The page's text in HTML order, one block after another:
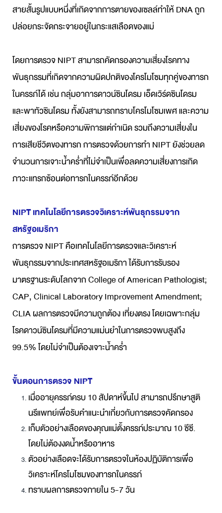
สายสั้นรูปแบบหนึ่งที่เกิดจากการตายของเซลล์ทำให้ DNA ถูก
ปล่อยกระจัดกระจายอยู่ในกระแสเลือดของแม่
โดยการตรวจ NIPT สามารถคัดกรองความเสี่ยงโรคทาง
พันธุกรรมที่เกิดจากความผิดปกติของโครโมโซมทุกคู่ของทารก
ในครรภ์ได้ เช่น กลุ่มอาการดาวน์ซินโดรม เอ็ดเวิร์ดซินโดรม
และพาทัวซินโดรม ทั้งยังสามารถทราบโครโมโซมเพศ และความ
เสี่ยงของโรคหรือความพิการแต่กำเนิด รวมถึงความเสี่ยงใน
การเสียชีวิตของทารก การตรวจด้วยการทำ NIPT ยังช่วยลด
จำนวนการเจาะน้ำคร่ำที่ไม่จำเป็นเพื่อลดความเสี่ยงการเกิด
ภาวะแทรกซ้อนต่อทารกในครรภ์อีกด้วย
NIPT เทคโนโลยีการตรวจวิเคราะห์พันธุกรรมจาก
สหรัฐอเมริกา
การตรวจ NIPT คือเทคโนโลยีการตรวจและวิเคราะห์
พันธุกรรมจากประเทศสหรัฐอเมริกา ได้รับการรับรอง
มาตรฐานระดับโลกจาก College of American Pathologist;
CAP, Clinical Laboratory Improvement Amendment;
CLIA ผลการตรวจมีความถูกต้อง เที่ยงตรง โดยเฉพาะกลุ่ม
โรคดาวน์ซินโดรมที่มีความแม่นยำในการตรวจพบสูงถึง
99.5% โดยไม่จำเป็นต้องเจาะน้ำคร่ำ
ขั้นตอนการตรวจ NIPT
เมื่ออายุครรภ์ครบ 10 สัปดาห์ขึ้นไป สามารถปรึกษาสูติ
นรีแพทย์เพื่อรับคำแนะนำเกี่ยวกับการตรวจคัดกรอง
เก็บตัวอย่างเลือดของคุณแม่ตั้งครรภ์ประมาณ 10 ซีซี.
โดยไม่ต้องงดน้ำหรืออาหาร
ตัวอย่างเลือดจะได้รับการตรวจในห้องปฏิบัติการเพื่อ
วิเคราะห์โครโมโซมของทารกในครรภ์
ทราบผลการตรวจภายใน 5-7 วัน